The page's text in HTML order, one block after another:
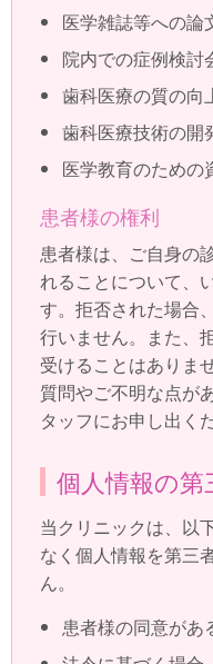
医学雑誌等への論
院内での症例検討
歯科医療の質の向
歯科医療技術の開
医学教育のための
患者様の権利
患者様は、ご自身の
れることについて、
す。拒否された場合
行いません。また、
受けることはありま
質問やご不明な点が
タッフにお申し出く
個人情報の第
当クリニックは、以
なく個人情報を第三
ん。
患者様の同意があ